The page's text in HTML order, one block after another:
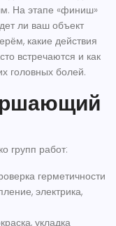
На этапе «финиш»
ли ваш объект
какие действия
встречаются и как
головных болей.
групп работ:
герметичности
электрика,
укладка